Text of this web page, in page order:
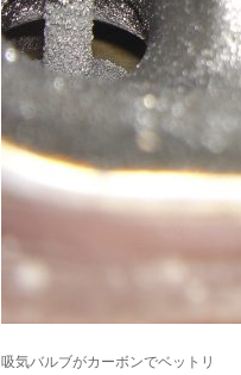
吸気バルブがカーボンでベットリ